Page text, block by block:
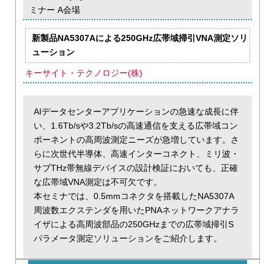
ミナー A会場
新製品NA5307Aによる250GHz広帯域掃引VNA測定ソリ
ューション
キーサイト・テクノロジー(株)
AIデータセンターアプリケーションの急速な成長に伴
い、1.6Tb/sや3.2Tb/sの高速通信を支える広帯域コン
ポーネントの高周波測定ニーズが急増しています。さ
らに次世代半導体、高速インターコネクト、ミリ波・
サブTHz帯無線デバイスの設計検証においても、正確
な広帯域VNA測定は不可欠です。
本セミナでは、0.5mmコネクタを搭載したNA5307A
周波数エクステンダを用いたPNAネットワークアナラ
イザによる高周波部品の250GHzまでの広帯域掃引S
パラメータ測定ソリューションをご紹介します。